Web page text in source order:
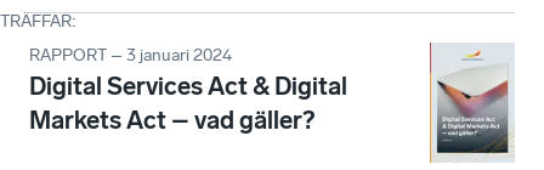
TRÄFFAR:
RAPPORT – 3 januari 2024
Digital Services Act & Digital
Markets Act – vad gäller?